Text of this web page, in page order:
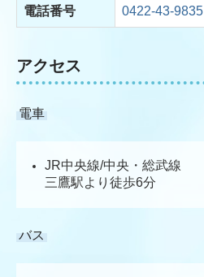
電話番号 0422-43-9835
アクセス
電車
JR中央線/中央・総武線
三鷹駅より徒歩6分
バス